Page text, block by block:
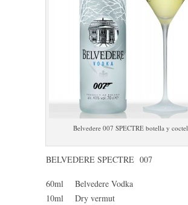
Belvedere 007 SPECTRE botella y coctel
BELVEDERE SPECTRE 007
60ml Belvedere Vodka
10ml Dry vermut